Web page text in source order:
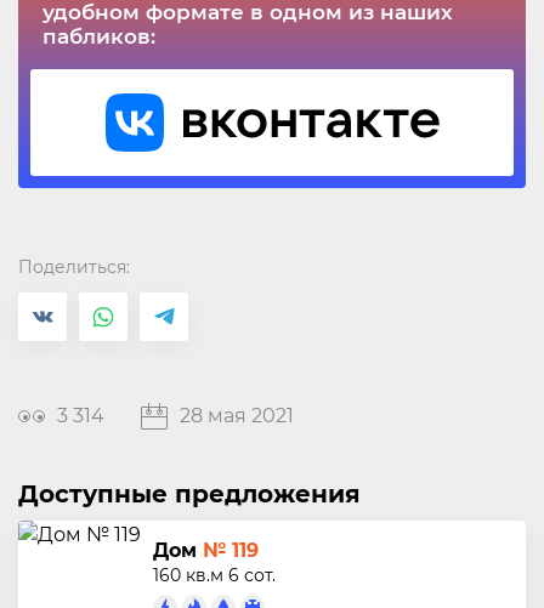
удобном формате в одном из наших
пабликов:
Поделиться:
3 314 28 мая 2021
Доступные предложения
Дом № 119
160 кв.м 6 сот.